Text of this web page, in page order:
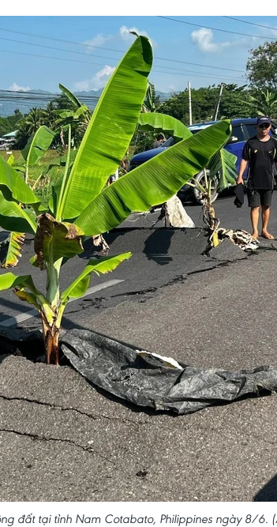
đất tại tỉnh Nam Cotabato, Philippines ngày 8/6.